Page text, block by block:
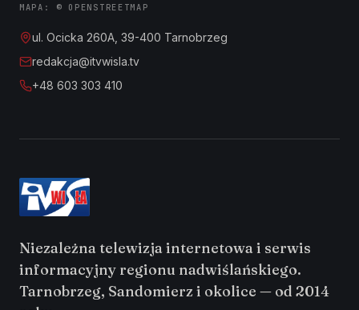
MAPA: © OPENSTREETMAP
ul. Ocicka 260A, 39-400 Tarnobrzeg
redakcja@itvwisla.tv
+48 603 303 410
Niezależna telewizja internetowa i serwis
informacyjny regionu nadwiślańskiego.
Tarnobrzeg, Sandomierz i okolice — od 2014